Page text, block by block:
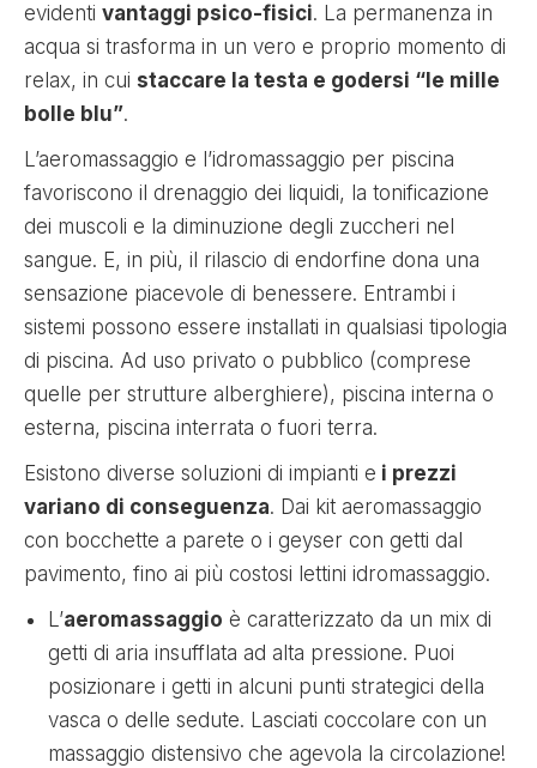
evidenti vantaggi psico-fisici. La permanenza in
acqua si trasforma in un vero e proprio momento di
relax, in cui staccare la testa e godersi “le mille
bolle blu”.
L’aeromassaggio e l’idromassaggio per piscina
favoriscono il drenaggio dei liquidi, la tonificazione
dei muscoli e la diminuzione degli zuccheri nel
sangue. E, in più, il rilascio di endorfine dona una
sensazione piacevole di benessere. Entrambi i
sistemi possono essere installati in qualsiasi tipologia
di piscina. Ad uso privato o pubblico (comprese
quelle per strutture alberghiere), piscina interna o
esterna, piscina interrata o fuori terra.
Esistono diverse soluzioni di impianti e i prezzi
variano di conseguenza. Dai kit aeromassaggio
con bocchette a parete o i geyser con getti dal
pavimento, fino ai più costosi lettini idromassaggio.
L’aeromassaggio è caratterizzato da un mix di
getti di aria insufflata ad alta pressione. Puoi
posizionare i getti in alcuni punti strategici della
vasca o delle sedute. Lasciati coccolare con un
massaggio distensivo che agevola la circolazione!